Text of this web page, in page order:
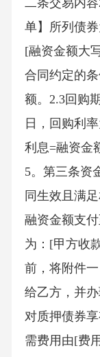
二条交易内
单】所列债
[融资金额大
合同约定的
额。2.3回购
日，回购利
利息=融资金
5。第三条资
同生效且满
融资金额支
为：[甲方收
前，将附件
给乙方，并
对质押债券
需费用由[费